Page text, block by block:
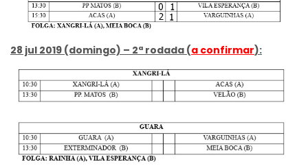
28 jul 2019 (domingo) – 2ª rodada (a confirmar):